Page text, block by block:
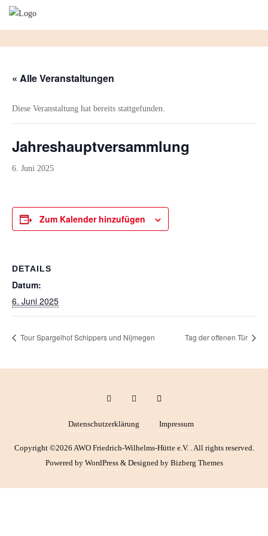
Skip
« Alle Veranstaltungen
Diese Veranstaltung hat bereits stattgefunden.
Jahreshauptversammlung
6. Juni 2025
Zum Kalender hinzufügen
DETAILS
Datum:
6. Juni 2025
Tour Spargelhof Schippers und Nijmegen Tag der offenen Tür
Datenschutzerklärung Impressum
Copyright ©2026 AWO Friedrich-Wilhelms-Hütte e.V. . All rights reserved.
Powered by WordPress & Designed by Bizberg Themes